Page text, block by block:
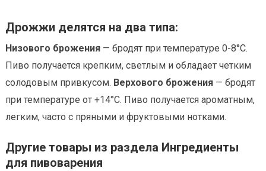
Дрожжи делятся на два типа:
Низового брожения — бродят при температуре 0-8°С.
Пиво получается крепким, светлым и обладает четким
солодовым привкусом. Верхового брожения — бродят
при температуре от +14°С. Пиво получается ароматным,
легким, часто с пряными и фруктовыми нотками.
Другие товары из раздела Ингредиенты
для пивоварения